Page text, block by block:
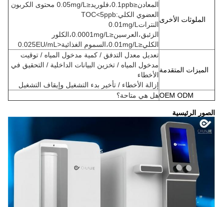
الملوثات الأخرى
المعادن≤0.1ppb،فلوريد≤0.05mg/L محتوى الكربون
العضوي الكلي:TOC<5ppb
النترات0.01mg/L
الزئبق،العرسين≤0.0001mg/L،الكلور
الكلي≤0.01mg/L،السموم الغذائية<0.025EU/mL
الميزات المتقدمة
تعديل معدل التدفق / كمية مدخول المياه / توقيت
مدخول المياه / تخزين البيانات الداخلية / التحقيق في
الأخطاء
إزالة الأخطاء / تأخير بدء التشغيل وإيقاف التشغيل
OEM ODMهل هي متاحة؟
الصور الرئيسية